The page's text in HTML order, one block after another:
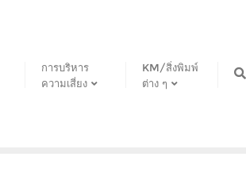
การบริหาร
ความเสี่ยง
KM/สิ่งพิมพ์
ต่าง ๆ